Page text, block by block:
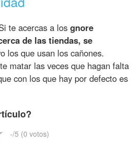
te acercas a losgnore
de las tiendas, se
los que usan los cañones.
matar las veces que hagan falta
con los que hay por defecto es
-/5 (0 votos)